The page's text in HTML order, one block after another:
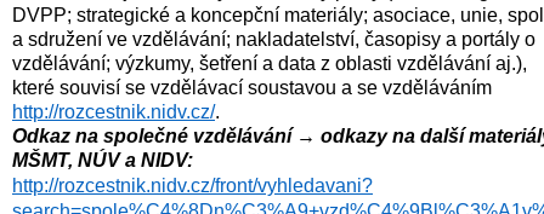
DVPP; strategické a koncepční materiály; asociace, unie,
a sdružení ve vzdělávání; nakladatelství, časopisy a portály o
vzdělávání; výzkumy, šetření a data z oblasti vzdělávání aj.),
http://rozcestnik.nidv.cz/.
Odkaz na společné vzdělávání → odkazy na další
MŠMT, NÚV a NIDV:
http://rozcestnik.nidv.cz/front/vyhledavani?